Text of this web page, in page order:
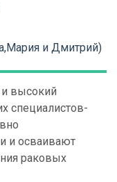
и Дмитрий)
высокий
специалистов-
и осваивают
раковых